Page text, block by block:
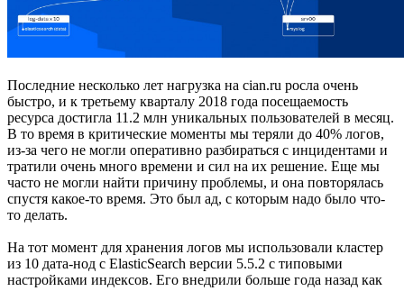
Последние несколько лет нагрузка на cian.ru росла очень
быстро, и к третьему кварталу 2018 года посещаемость
ресурса достигла 11.2 млн уникальных пользователей в месяц.
В то время в критические моменты мы теряли до 40% логов,
из-за чего не могли оперативно разбираться с инцидентами и
тратили очень много времени и сил на их решение. Еще мы
часто не могли найти причину проблемы, и она повторялась
спустя какое-то время. Это был ад, с которым надо было что-
то делать.
На тот момент для хранения логов мы использовали кластер
из 10 дата-нод с ElasticSearch версии 5.5.2 с типовыми
настройками индексов. Его внедрили больше года назад как